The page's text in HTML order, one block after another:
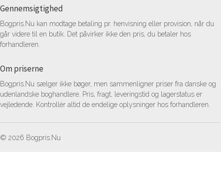
Gennemsigtighed
Bogpris.Nu kan modtage betaling pr. henvisning eller provision, når du
går videre til en butik. Det påvirker ikke den pris, du betaler hos
forhandleren.
Om priserne
Bogpris.Nu sælger ikke bøger, men sammenligner priser fra danske og
udenlandske boghandlere. Pris, fragt, leveringstid og lagerstatus er
vejledende. Kontrollér altid de endelige oplysninger hos forhandleren.
© 2026 Bogpris.Nu